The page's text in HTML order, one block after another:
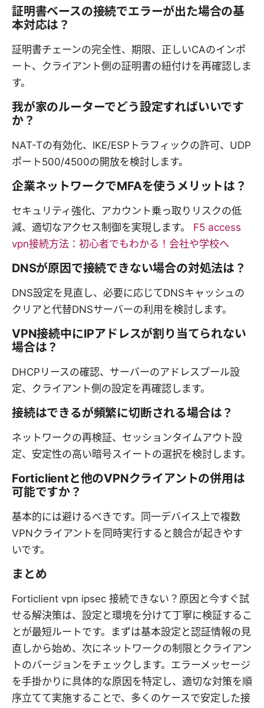
証明書ベースの接続でエラーが出た場合の基
本対応は？
証明書チェーンの完全性、期限、正しいCAのインポ
ート、クライアント側の証明書の紐付けを再確認しま
す。
我が家のルーターでどう設定すればいいです
か？
NAT-Tの有効化、IKE/ESPトラフィックの許可、UDP
ポート500/4500の開放を検討します。
企業ネットワークでMFAを使うメリットは？
セキュリティ強化、アカウント乗っ取りリスクの低
減、適切なアクセス制御を実現します。 F5 access
vpn接続方法：初心者でもわかる！会社や学校へ
DNSが原因で接続できない場合の対処法は？
DNS設定を見直し、必要に応じてDNSキャッシュの
クリアと代替DNSサーバーの利用を検討します。
VPN接続中にIPアドレスが割り当てられない
場合は？
DHCPリースの確認、サーバーのアドレスプール設
定、クライアント側の設定を再確認します。
接続はできるが頻繁に切断される場合は？
ネットワークの再検証、セッションタイムアウト設
定、安定性の高い暗号スイートの選択を検討します。
Forticlientと他のVPNクライアントの併用は
可能ですか？
基本的には避けるべきです。同一デバイス上で複数
VPNクライアントを同時実行すると競合が起きやす
いです。
まとめ
Forticlient vpn ipsec 接続できない？原因と今すぐ試
せる解決策は、設定と環境を分けて丁寧に検証するこ
とが最短ルートです。まずは基本設定と認証情報の見
直しから始め、次にネットワークの制限とクライアン
トのバージョンをチェックします。エラーメッセージ
を手掛かりに具体的な原因を特定し、適切な対策を順
序立てて実施することで、多くのケースで安定した接